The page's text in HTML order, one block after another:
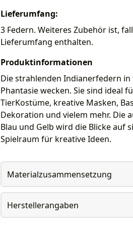
Lieferumfang:
3 Federn. Weiteres Zubehör ist,
Lieferumfang enthalten.
Produktinformationen
Die strahlenden Indianerfedern
Phantasie wecken. Sie sind ideal
TierKostüme, kreative Masken,
Dekoration und vielem mehr. Die
Blau und Gelb wird die Blicke auf
Spielraum für kreative Ideen.
Materialzusammensetzung
Herstellerangaben